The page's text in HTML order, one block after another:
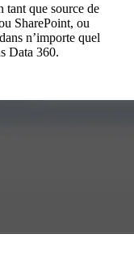
tant que source de
SharePoint, ou
n’importe quel
Data 360.